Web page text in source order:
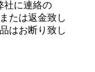
社に連絡の
たは返金致し
はお断り致し